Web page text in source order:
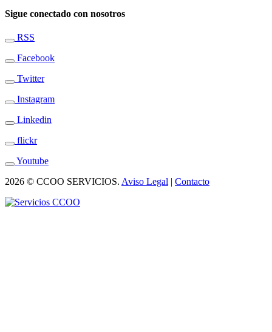
Sigue conectado con nosotros
RSS
Facebook
Twitter
Instagram
Linkedin
flickr
Youtube
2026 © CCOO SERVICIOS. Aviso Legal | Contacto